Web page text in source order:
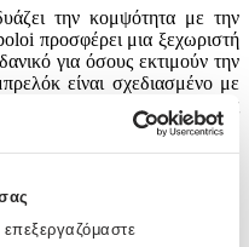
επεξεργαζόμαστε
την κομψότητα με την
προσφέρει μια ξεχωριστή
για όσους εκτιμούν την
είναι σχεδιασμένο με
μια αίσθηση πολυτέλειας
με υλικά υψηλής ποιότητας,
πρακτικό εργαλείο για την
Η διακριτική του
χρήση. Ένα δώρο που